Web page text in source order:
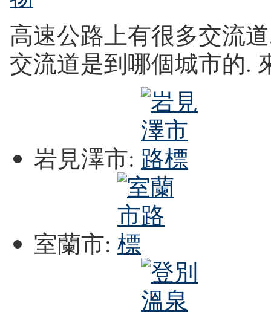
高速公路上有很多交流
交流道是到哪個城市的.
岩見澤市:
室蘭市: